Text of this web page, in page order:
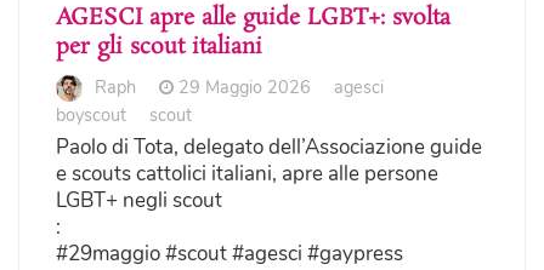
AGESCI apre alle guide LGBT+: svolta
per gli scout italiani
Raph 29 Maggio 2026
agesci
boyscout
scout
Paolo di Tota, delegato dell’Associazione guide
e scouts cattolici italiani, apre alle persone
LGBT+ negli scout
:
#29maggio #scout #agesci #gaypress